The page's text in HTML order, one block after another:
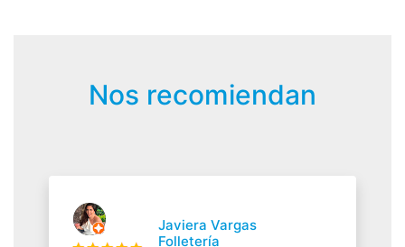
Nos recomiendan
Javiera Vargas
Folletería